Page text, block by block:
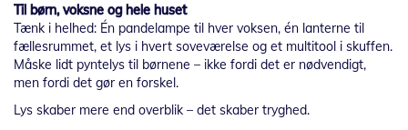
Til børn, voksne og hele huset
Tænk i helhed: Én pandelampe til hver voksen, én lanterne til
fællesrummet, et lys i hvert soveværelse og et multitool i skuffen.
Måske lidt pyntelys til børnene – ikke fordi det er nødvendigt,
men fordi det gør en forskel.
Lys skaber mere end overblik – det skaber tryghed.